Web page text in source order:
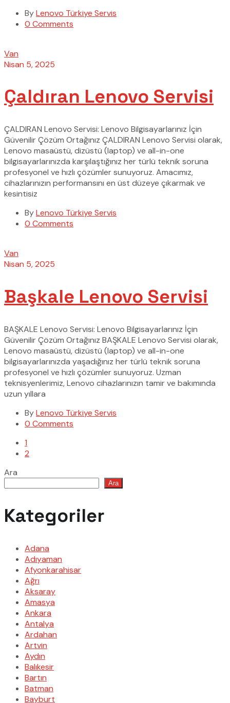
ByLenovo Türkiye Servis
0 Comments
Van
Nisan 5, 2025
Çaldıran Lenovo Servisi
ÇALDIRAN Lenovo Servisi: Lenovo Bilgisayarlarınız İçin
Güvenilir Çözüm Ortağınız ÇALDIRAN Lenovo Servisi olarak,
Lenovo masaüstü, dizüstü (laptop) ve all-in-one
bilgisayarlarınızda karşılaştığınız her türlü teknik soruna
profesyonel ve hızlı çözümler sunuyoruz. Amacımız,
cihazlarınızın performansını en üst düzeye çıkarmak ve
kesintisiz
ByLenovo Türkiye Servis
0 Comments
Van
Nisan 5, 2025
Başkale Lenovo Servisi
BAŞKALE Lenovo Servisi: Lenovo Bilgisayarlarınız İçin
Güvenilir Çözüm Ortağınız BAŞKALE Lenovo Servisi olarak,
Lenovo masaüstü, dizüstü (laptop) ve all-in-one
bilgisayarlarınızda yaşadığınız her türlü teknik soruna
profesyonel ve hızlı çözümler sunuyoruz. Uzman
teknisyenlerimiz, Lenovo cihazlarınızın tamir ve bakımında
uzun yıllara
ByLenovo Türkiye Servis
0 Comments
1
2
Ara
Ara
Kategoriler
Adana
Adıyaman
Afyonkarahisar
Ağrı
Aksaray
Amasya
Ankara
Antalya
Ardahan
Artvin
Aydın
Balıkesir
Bartın
Batman
Bayburt